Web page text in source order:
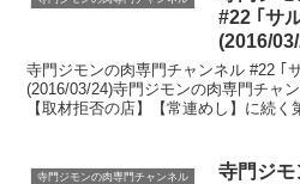
#22 ｢サ
(2016/
寺門ジモンの肉専門チャンネル #22 ｢
(2016/03/24)寺門ジモンの肉専門チャ
【取材拒否の店】【常連めし】に続く
寺門ジモンの肉専門チャンネル
寺門ジ